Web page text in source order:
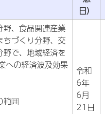
日）
、食品関連産業
づくり分野、交
で、地域経済を
への経済波及効果
範囲
令和
6年
6月
21日